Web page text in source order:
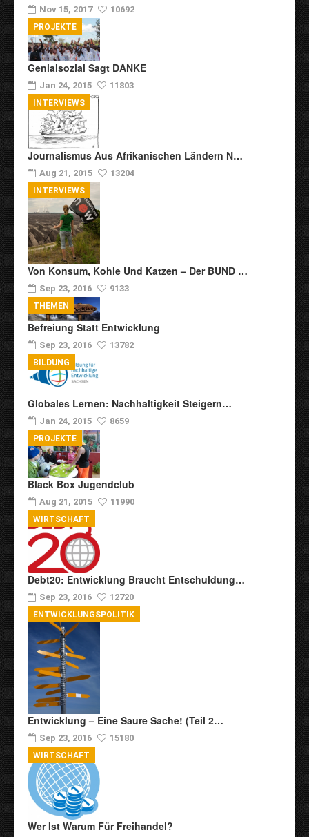
Nov 15, 2017 10692
Genialsozial Sagt DANKE
Jan 24, 2015 11803
PROJEKTE
Journalismus Aus Afrikanischen Ländern N…
Aug 21, 2015 13204
INTERVIEWS
Von Konsum, Kohle Und Katzen – Der BUND …
Sep 23, 2016 9133
INTERVIEWS
Befreiung Statt Entwicklung
Sep 23, 2016 13782
THEMEN
Globales Lernen: Nachhaltigkeit Steigern…
Jan 24, 2015 8659
BILDUNG
Black Box Jugendclub
Aug 21, 2015 11990
PROJEKTE
Debt20: Entwicklung Braucht Entschuldung…
Sep 23, 2016 12720
WIRTSCHAFT
Entwicklung – Eine Saure Sache! (Teil 2…
Sep 23, 2016 15180
ENTWICKLUNGSPOLITIK
Wer Ist Warum Für Freihandel?
WIRTSCHAFT